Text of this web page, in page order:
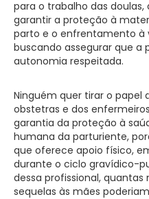
para o trabalho das
garantir a proteção à
parto e o enfrentamento à
buscando assegurar que a
autonomia respeitada.
Ninguém quer tirar o papel
obstetras e dos
garantia da proteção à
humana da parturiente,
que oferece apoio físico,
durante o ciclo gravídico-
dessa profissional,
sequelas às mães